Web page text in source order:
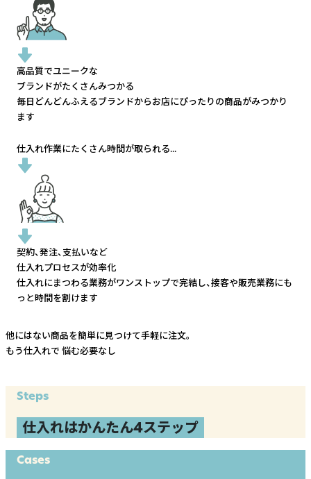
高品質でユニークな
ブランドがたくさんみつかる
毎日どんどんふえるブランドからお店にぴったりの商品がみつかり
ます
仕入れ作業にたくさん時間が取られる...
契約、発注、支払いなど
仕入れプロセスが効率化
仕入れにまつわる業務がワンストップで完結し、接客や販売業務にも
っと時間を割けます
他にはない商品を簡単に見つけて手軽に注文。
もう仕入れで 悩む必要なし
Steps
仕入れはかんたん4ステップ
Cases